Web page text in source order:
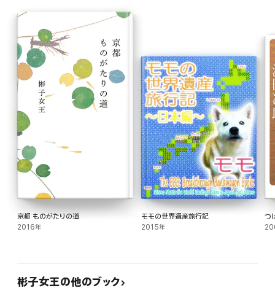
京のまち歩きに役立つ「ちょっと寄り道」や地図を掲載。
持ち歩きに便利な新書サイズで、新装版刊行!
コロナ禍を経た今、京都の街に思うことを綴った「新装版おわりに」を収録。
京都 ものがたりの道
2016年
モモの世界遺産旅行記
2015年
つ
彬子女王の他のブック